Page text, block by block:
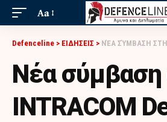
Aa
Defenceline > ΕΙΔΗΣΕΙΣ > ΝΈΑ ΣΎΜΒΑΣΗ ΣΤΗΝ INTRACOM
Νέα σύμβαση
INTRACOM